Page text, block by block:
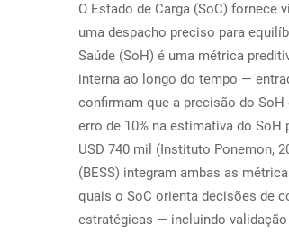
O Estado de Carga (SoC) fornece
uma despacho preciso para
Saúde (SoH) é uma métrica
interna ao longo do tempo —
confirmam que a precisão do
erro de 10% na estimativa do
USD 740 mil (Instituto Ponemon,
(BESS) integram ambas as
quais o SoC orienta decisões de
estratégicas — incluindo